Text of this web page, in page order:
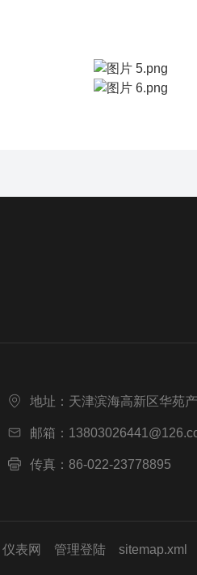
地址：天津滨海高新区华苑
邮箱：
传真：86-022-23778895
仪表网 管理登陆 sitemap.xml